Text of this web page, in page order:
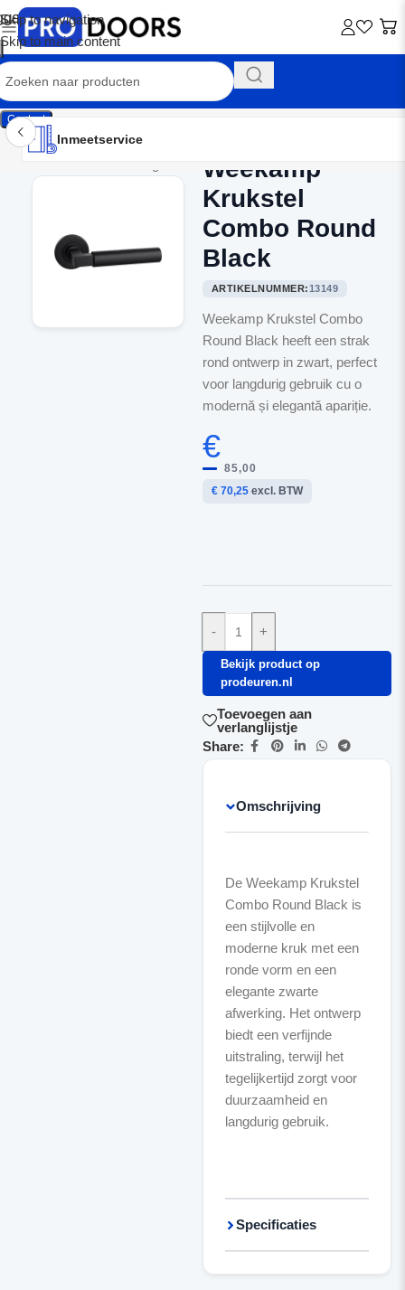
Skip to navigation
Skip to main content
Contact
Inmeetservice
Montageservice
Advies op maat
Showroom
Inmeetservice
Weekamp
Krukstel
Combo Round
Black
ARTIKELNUMMER:13149
Weekamp Krukstel Combo
Round Black heeft een strak
rond ontwerp in zwart, perfect
voor langdurig gebruik cu o
modernă și elegantă apariție.
€
85,00
€ 70,25excl. BTW
- +
Bekijk product op
prodeuren.nl
Toevoegen aan
verlanglijstje
Share:
Omschrijving
De Weekamp Krukstel
Combo Round Black is
een stijlvolle en
moderne kruk met een
ronde vorm en een
elegante zwarte
afwerking. Het ontwerp
biedt een verfijnde
uitstraling, terwijl het
tegelijkertijd zorgt voor
duurzaamheid en
langdurig gebruik.
Specificaties